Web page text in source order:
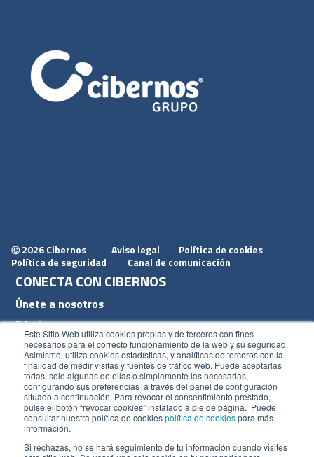
Este Sitio Web utiliza cookies propias y de terceros con fines
necesarios para el correcto funcionamiento de la web y su seguridad.
Asimismo, utiliza cookies estadísticas, y analíticas de terceros con la
finalidad de medir visitas y fuentes de tráfico web. Puede aceptarlas
todas, solo algunas de ellas o simplemente las necesarias,
configurando sus preferencias a través del panel de configuración
situado a continuación. Para revocar el consentimiento prestado,
pulse el botón “revocar cookies” instalado a pie de página. Puede
consultar nuestra política de cookiespolítica de cookiespara más
información.
Si rechazas, no se hará seguimiento de tu información cuando visites
Ⓒ 2026 Cibernos Aviso legal
Política de cookies
Política de seguridad
Canal de comunicación
CONECTA CON CIBERNOS
Únete a nosotros
Dónde estamos
Conoce nuestro blog
ACCESOS